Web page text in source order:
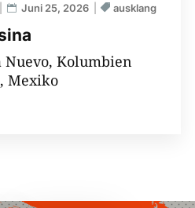
Juni 25, 2026 ausklang
Nuevo, Kolumbien
Mexiko